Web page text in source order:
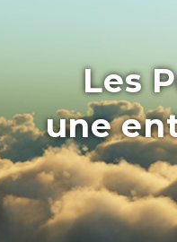
Les
une